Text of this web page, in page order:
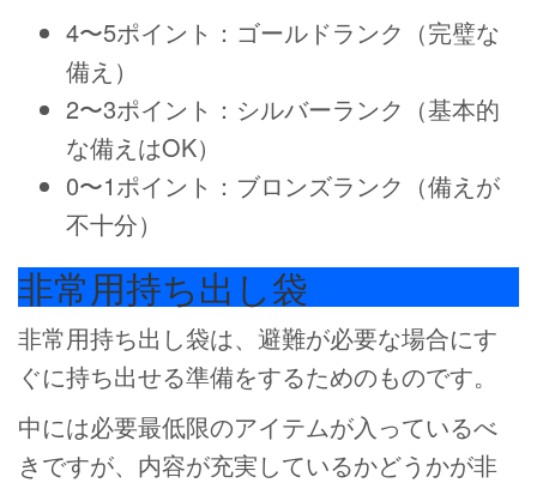
4〜5ポイント：ゴールドランク（完璧な
備え）
2〜3ポイント：シルバーランク（基本的
な備えはOK）
0〜1ポイント：ブロンズランク（備えが
不十分）
非常用持ち出し袋
非常用持ち出し袋は、避難が必要な場合にす
ぐに持ち出せる準備をするためのものです。
中には必要最低限のアイテムが入っているべ
きですが、内容が充実しているかどうかが非